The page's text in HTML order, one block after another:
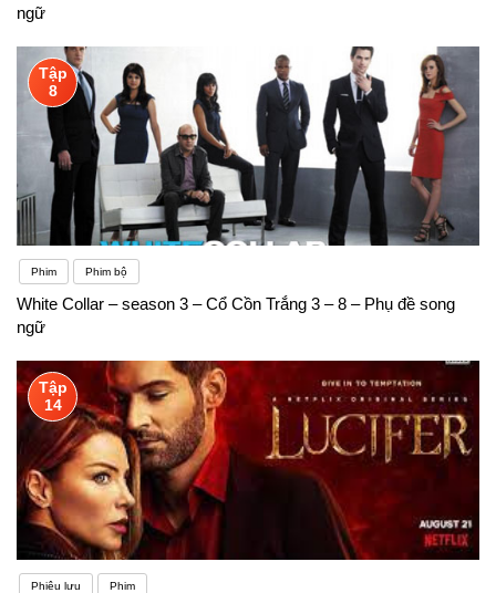
ngữ
Tập
8
Phim Phim bộ
White Collar – season 3 – Cổ Cồn Trắng 3 – 8 – Phụ đề song
ngữ
Tập
14
Phiêu lưu Phim